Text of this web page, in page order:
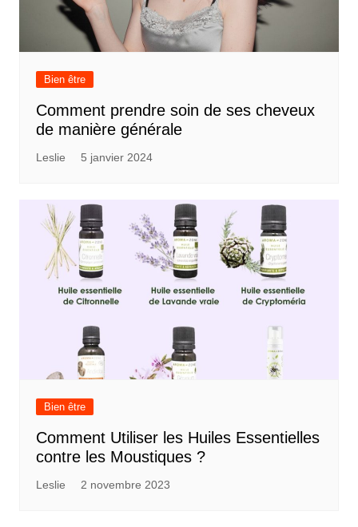
Bien être
Comment prendre soin de ses cheveux
de manière générale
Leslie 5 janvier 2024
Bien être
Comment Utiliser les Huiles Essentielles
contre les Moustiques ?
Leslie 2 novembre 2023